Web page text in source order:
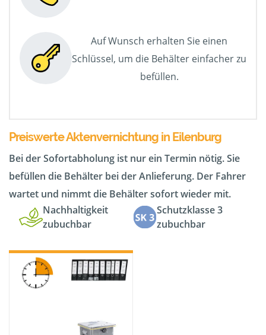
Auf Wunsch erhalten Sie einen
Schlüssel, um die Behälter einfacher zu
befüllen.
Preiswerte Aktenvernichtung in Eilenburg
Bei der Sofortabholung ist nur ein Termin nötig. Sie
befüllen die Behälter bei der Anlieferung. Der Fahrer
wartet und nimmt die Behälter sofort wieder mit.
Nachhaltigkeit
zubuchbar
Schutzklasse 3
zubuchbar